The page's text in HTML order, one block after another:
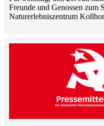
Freunde und Genossen zum
Naturerlebniszentrum